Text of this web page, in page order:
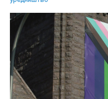
Чим је Бес поставио
Таргету
Бад лајту , на
обрушили левичари.
што је урадио, Бес је
свирају и покајнички се
задржати своје место у